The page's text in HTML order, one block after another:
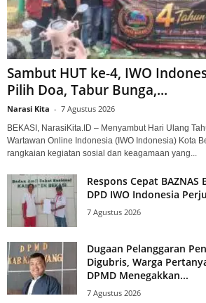
Sambut HUT ke-4, IWO
Pilih Doa, Tabur Bunga,...
Narasi Kita - 7 Agustus 2026
BEKASI, NarasiKita.ID – Menyambut Hari Ulang
Wartawan Online Indonesia (IWO Indonesia) Kota
rangkaian kegiatan sosial dan keagamaan yang...
Respons Cepat BAZNAS
DPD IWO Indonesia
7 Agustus 2026
Dugaan Pelanggaran
Digubris, Warga
DPMD Menegakkan...
7 Agustus 2026